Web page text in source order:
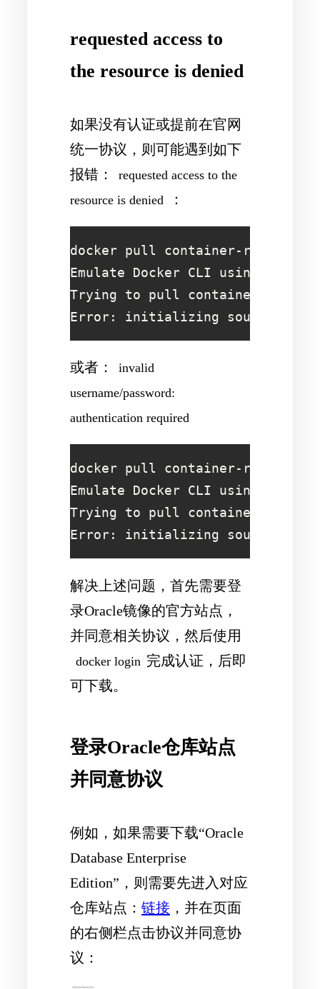
requested access to
the resource is denied
如果没有认证或提前在官网
统一协议，则可能遇到如下
报错：
requested access to the
resource is denied
：
docker pull container-
Emulate Docker CLI using
Trying to pull container-
Error: initializing source
或者：
invalid
username/password:
authentication required
docker pull container-registry-
Emulate Docker CLI using
Trying to pull container-
Error: initializing source
解决上述问题，首先需要登
录Oracle镜像的官方站点，
并同意相关协议，然后使用
docker login 完成认证，后即
可下载。
登录Oracle仓库站点
并同意协议
例如，如果需要下载“Oracle
Database Enterprise
Edition”，则需要先进入对应
仓库站点： 链接 ，并在页面
的右侧栏点击协议并同意协
议：